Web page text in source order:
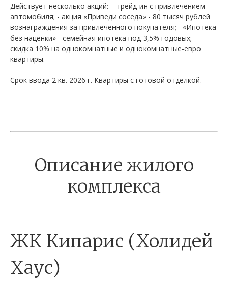
Действует несколько акций: – трейд-ин с привлечением
автомобиля; - акция «Приведи соседа» - 80 тысяч рублей
вознаграждения за привлеченного покупателя; - «Ипотека
без наценки» - семейная ипотека под 3,5% годовых; -
скидка 10% на однокомнатные и однокомнатные-евро
квартиры.
Срок ввода 2 кв. 2026 г. Квартиры с готовой отделкой.
Описание жилого
комплекса
ЖК Кипарис (Холидей
Хаус)